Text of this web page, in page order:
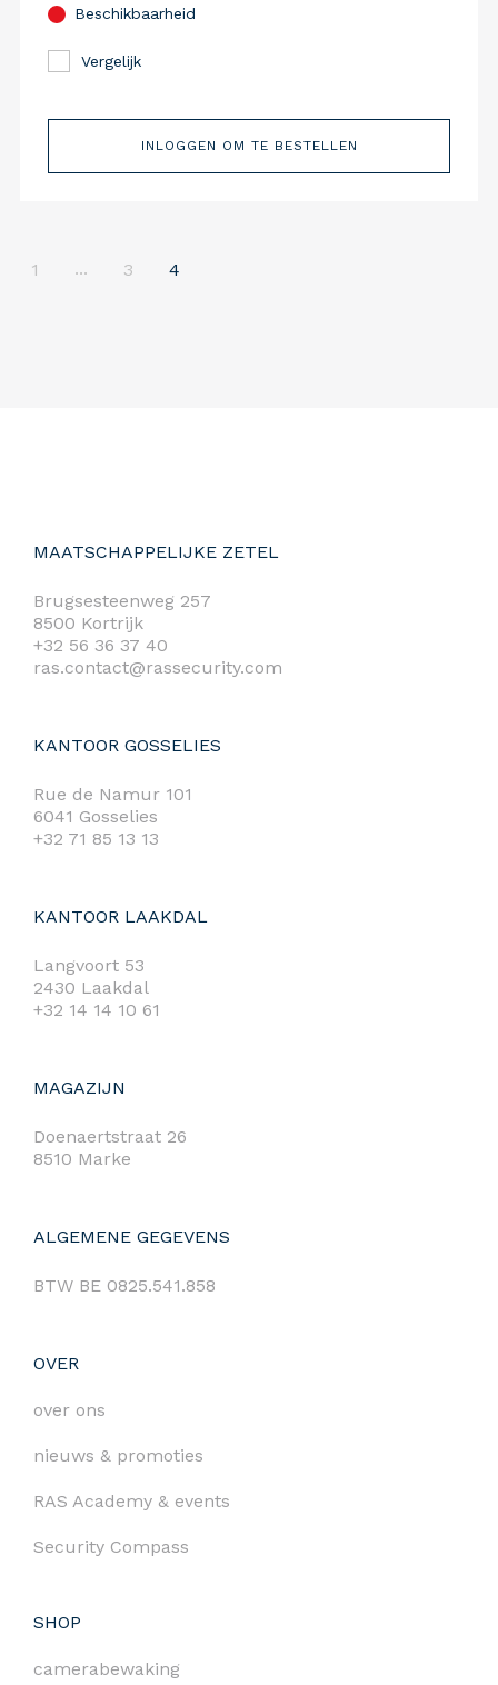
Beschikbaarheid
Vergelijk
INLOGGEN OM TE BESTELLEN
1 ... 3 4
MAATSCHAPPELIJKE ZETEL
Brugsesteenweg 257
8500 Kortrijk
+32 56 36 37 40
ras.contact@rassecurity.com
KANTOOR GOSSELIES
Rue de Namur 101
6041 Gosselies
+32 71 85 13 13
KANTOOR LAAKDAL
Langvoort 53
2430 Laakdal
+32 14 14 10 61
MAGAZIJN
Doenaertstraat 26
8510 Marke
ALGEMENE GEGEVENS
BTW BE 0825.541.858
OVER
over ons
nieuws & promoties
RAS Academy & events
Security Compass
SHOP
camerabewaking